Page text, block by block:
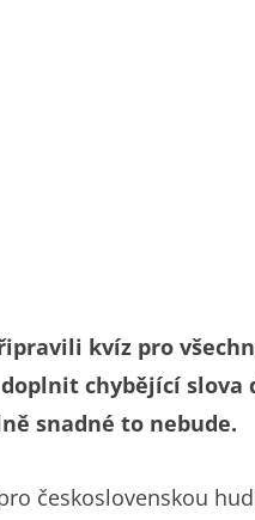
kvíz pro
chybějící
snadné to nebude.
československou